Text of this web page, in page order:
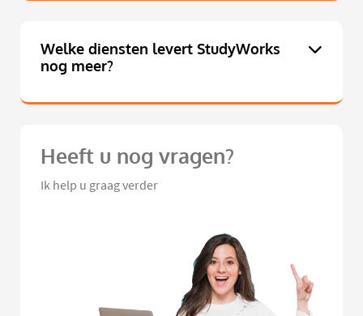
Welke diensten levert StudyWorks
nog meer?
Heeft u nog vragen?
Ik help u graag verder